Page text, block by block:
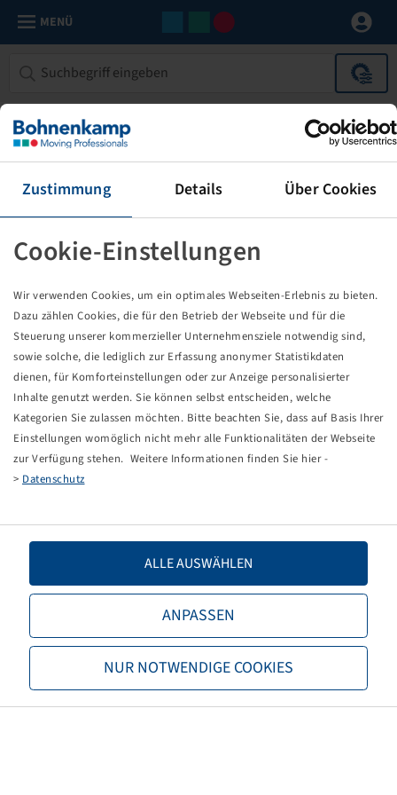
Zustimmung Details Über Cookies
Cookie-Einstellungen
Wir verwenden Cookies, um ein optimales Webseiten-Erlebnis zu bieten.
Dazu zählen Cookies, die für den Betrieb der Webseite und für die
Steuerung unserer kommerzieller Unternehmensziele notwendig sind,
sowie solche, die lediglich zur Erfassung anonymer Statistikdaten
dienen, für Komforteinstellungen oder zur Anzeige personalisierter
Inhalte genutzt werden. Sie können selbst entscheiden, welche
Kategorien Sie zulassen möchten. Bitte beachten Sie, dass auf Basis Ihrer
Einstellungen womöglich nicht mehr alle Funktionalitäten der Webseite
zur Verfügung stehen. Weitere Informationen finden Sie hier -
> Datenschutz
ALLE AUSWÄHLEN
ANPASSEN
NUR NOTWENDIGE COOKIES
MENÜ
Fahrzeugbau
Grenzen Sie Ihre Suchergebnisse mit Hilfe der folgenden Filter
FILTER
Ersatzteile für Stützvorrichtungen / Stützfüße / Stützräder
Keine Ergebnisse
Anzahl
0
Bohnenkamp
Über Bohnenkamp
Stellenangebote
Informationen
Neukunde werden
AGB
Datenschutz